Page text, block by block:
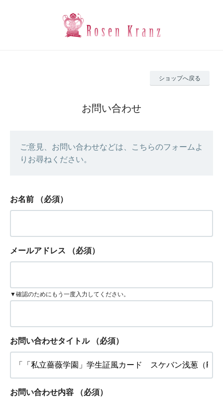
ショップへ戻る
お問い合わせ
ご意見、お問い合わせなどは、こちらのフォームよ
りお尋ねください。
お名前 （必須）
メールアドレス （必須）
▼確認のためにもう一度入力してください。
お問い合わせタイトル （必須）
お問い合わせ内容 （必須）